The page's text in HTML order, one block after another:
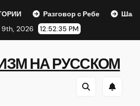
Разговор с Ребе
Шаар
9th, 2026
12:52:36 PM
НА РУССКОМ